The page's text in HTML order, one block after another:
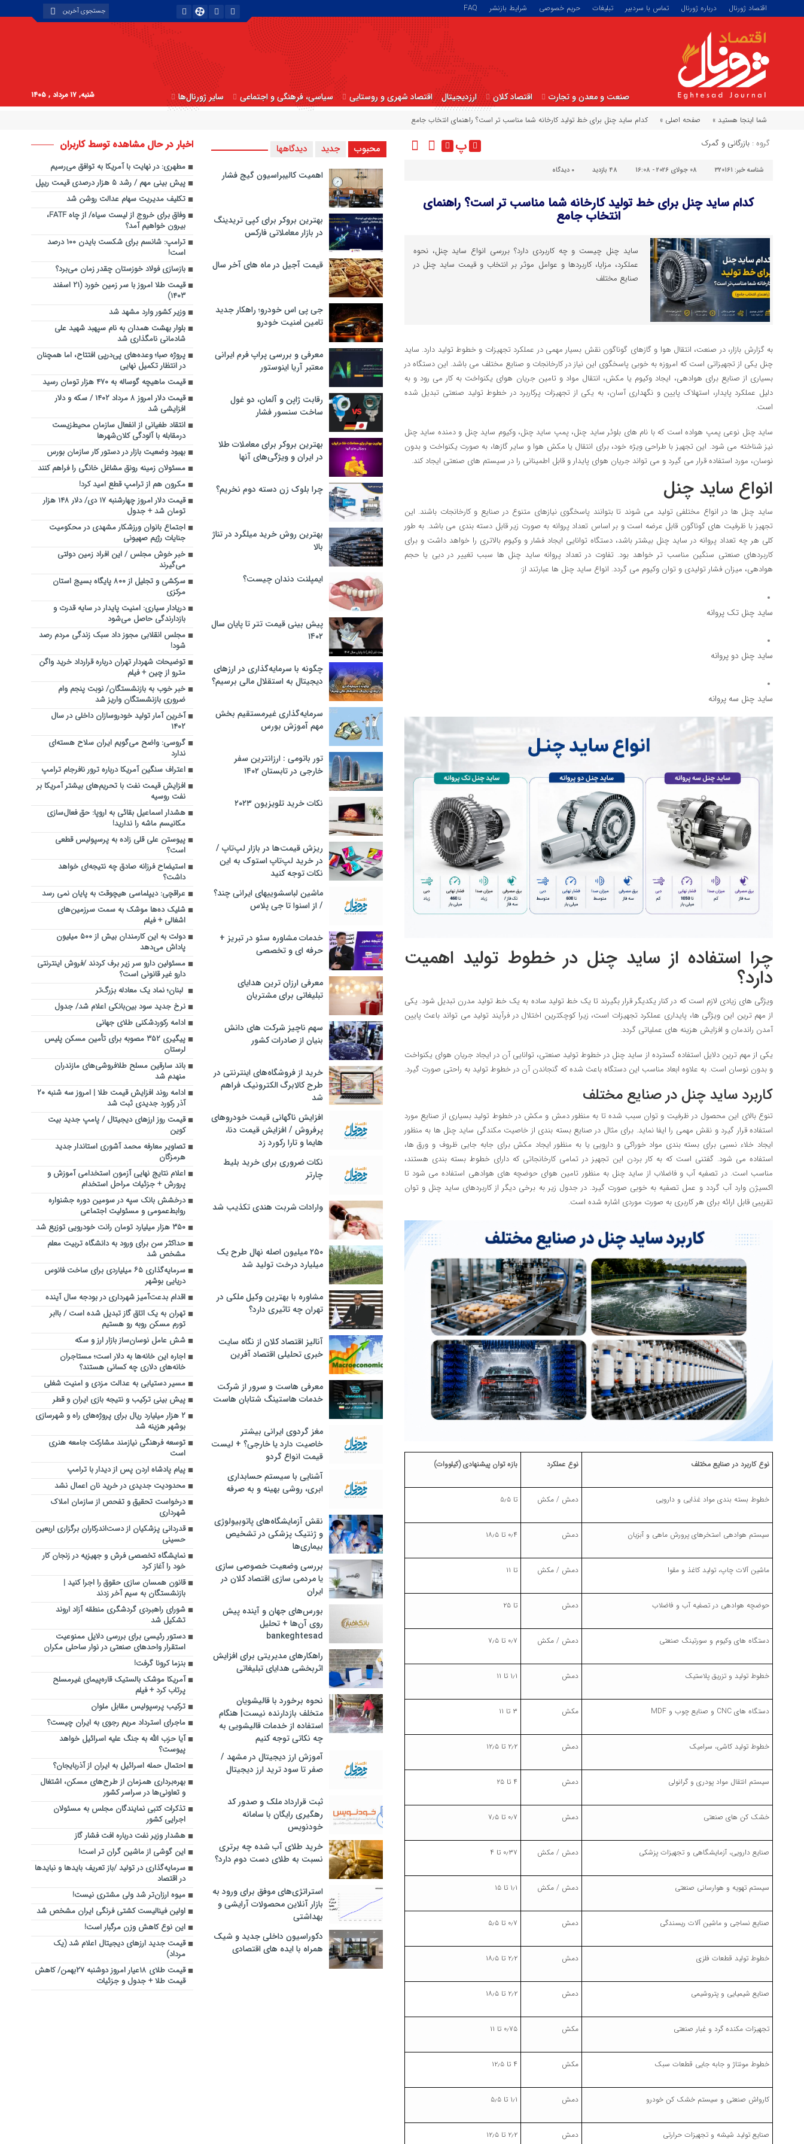
اقتصاد ژورنال درباره ژورنال تماس با سردبیر تبلیغات حریم خصوصی شرایط بازنشر FAQ
صنعت و معدن و تجارت اقتصاد کلان ارزدیجیتال اقتصاد شهری و روستایی سیاسی، فرهنگی و اجتماعی سایر ژورنال‌ها شنبه, ۱۷ مرداد , ۱۴۰۵
شما اینجا هستید » صفحه اصلی » کدام ساید چنل برای خط تولید کارخانه شما مناسب تر است؟ راهنمای انتخاب جامع
گروه : بازرگانی و گمرک پ
شناسه خبر: 320161 08 جولای 2026 - 16:08 48 بازدید ۰ دیدگاه
کدام ساید چنل برای خط تولید کارخانه شما مناسب تر است؟ راهنمای
انتخاب جامع
ساید چنل چیست و چه کاربردی دارد؟ بررسی انواع ساید چنل، نحوه
عملکرد، مزایا، کاربردها و عوامل موثر بر انتخاب و قیمت ساید چنل در
صنایع مختلف
به گزارش بازار، در صنعت، انتقال هوا و گازهای گوناگون نقش بسیار مهمی در عملکرد تجهیزات و خطوط تولید دارد. ساید
چنل یکی از تجهیزاتی است که امروزه به خوبی پاسخگوی این نیاز در کارخانجات و صنایع مختلف می باشد. این دستگاه در
بسیاری از صنایع برای هوادهی، ایجاد وکیوم یا مکش، انتقال مواد و تامین جریان هوای یکنواخت به کار می رود و به
دلیل عملکرد پایدار، استهلاک پایین و نگهداری آسان، به یکی از تجهیزات پرکاربرد در خطوط تولید صنعتی تبدیل شده
است.
ساید چنل نوعی پمپ هواده است که با نام های بلوئر ساید چنل، پمپ ساید چنل، وکیوم ساید چنل و دمنده ساید چنل
نیز شناخته می شود. این تجهیز با طراحی ویژه خود، برای انتقال یا مکش هوا و سایر گازها، به صورت یکنواخت و بدون
نوسان، مورد استفاده قرار می گیرد و می تواند جریان هوای پایدار و قابل اطمینانی را در سیستم های صنعتی ایجاد کند.
انواع ساید چنل
ساید چنل ها در انواع مختلفی تولید می شوند تا بتوانند پاسخگوی نیازهای متنوع در صنایع و کارخانجات باشند. این
تجهیز با ظرفیت های گوناگون قابل عرضه است و بر اساس تعداد پروانه به صورت زیر قابل دسته بندی می باشد. به طور
کلی هر چه تعداد پروانه در ساید چنل بیشتر باشد، دستگاه توانایی ایجاد فشار و وکیوم بالاتری را خواهد داشت و برای
کاربردهای صنعتی سنگین مناسب تر خواهد بود. تفاوت در تعداد پروانه ساید چنل ها سبب تغییر در دبی یا حجم
هوادهی، میزان فشار تولیدی و توان وکیوم می گردد. انواع ساید چنل ها عبارتند از:
ساید چنل تک پروانه
ساید چنل دو پروانه
ساید چنل سه پروانه
چرا استفاده از ساید چنل در خطوط تولید اهمیت
دارد؟
ویژگی های زیادی لازم است که در کنار یکدیگر قرار بگیرند تا یک خط تولید ساده به یک خط تولید مدرن تبدیل شود. یکی
از مهم ترین این ویژگی ها، پایداری عملکرد تجهیزات است، زیرا کوچکترین اختلال در فرآیند تولید می تواند باعث پایین
آمدن راندمان و افزایش هزینه های عملیاتی گردد.
یکی از مهم ترین دلایل استفاده گسترده از ساید چنل در خطوط تولید صنعتی، توانایی آن در ایجاد جریان هوای یکنواخت
و بدون نوسان است. به علاوه ابعاد مناسب این دستگاه باعث شده که گنجاندن آن در خطوط تولید به راحتی صورت گیرد.
کاربرد ساید چنل در صنایع مختلف
تنوع بالای این محصول در ظرفیت و توان سبب شده تا به منظور دمش و مکش در خطوط تولید بسیاری از صنایع مورد
استفاده قرار گیرد و نقش مهمی را ایفا نماید. برای مثال در صنایع بسته بندی از خاصیت مکندگی ساید چنل ها به منظور
ایجاد خلاء نسبی برای بسته بندی مواد خوراکی و دارویی یا به منظور ایجاد مکش برای جابه جایی ظروف و ورق ها،
استفاده می شود. گفتنی است که به کار بردن این تجهیز در تمامی کارخانجاتی که دارای خطوط بسته بندی هستند،
مناسب است. در تصفیه آب و فاضلاب از ساید چنل به منظور تامین هوای حوضچه های هوادهی استفاده می شود تا
اکسیژن وارد آب گردد و عمل تصفیه به خوبی صورت گیرد. در جدول زیر به برخی دیگر از کاربردهای ساید چنل و توان
تقریبی قابل ارائه برای هر کاربری به صورت موردی اشاره شده است.
نوع کاربرد در صنایع مختلف نوع عملکرد بازه توان پیشنهادی (کیلووات)
خطوط بسته بندی مواد غذایی و دارویی دمش / مکش تا ۵٫۵
سیستم هوادهی استخرهای پرورش ماهی و آبزیان دمش ۰٫۴ تا ۱۸٫۵
ماشین آلات چاپ، تولید کاغذ و مقوا دمش / مکش تا ۱۱
حوضچه هوادهی در تصفیه آب و فاضلاب دمش تا ۲۵
دستگاه های وکیوم و سورتینگ صنعتی دمش / مکش ۰٫۷ تا ۷٫۵
خطوط تولید و تزریق پلاستیک دمش ۱٫۱ تا ۱۱
دستگاه های CNC و صنایع چوب و MDF مکش ۳ تا ۱۱
خطوط تولید کاشی، سرامیک دمش ۲٫۲ تا ۱۲٫۵
سیستم انتقال مواد پودری و گرانولی دمش ۴ تا ۲۵
خشک کن های صنعتی دمش ۰٫۷ تا ۷٫۵
صنایع دارویی، آزمایشگاهی و تجهیزات پزشکی دمش / مکش ۰٫۳۷ تا ۴
سیستم تهویه و هوارسانی صنعتی دمش / مکش ۱٫۱ تا ۱۵
صنایع نساجی و ماشین آلات ریسندگی دمش ۰٫۷ تا ۵٫۵
خطوط تولید قطعات فلزی دمش ۲٫۲ تا ۱۸٫۵
صنایع شیمیایی و پتروشیمی دمش ۲٫۲ تا ۱۸٫۵
تجهیزات مکنده گرد و غبار صنعتی مکش ۰٫۷۵ تا ۱۱
خطوط مونتاژ و جابه جایی قطعات سبک مکش ۴ تا ۱۲٫۵
کارواش صنعتی و سیستم خشک کن خودرو دمش ۱٫۱ تا ۵٫۵
صنایع تولید شیشه و تجهیزات حرارتی دمش ۲٫۲ تا ۱۲٫۵
محبوب جدید دیدگاهها
اهمیت کالیبراسیون گیج فشار
بهترین بروکر برای کپی‌ تریدینگ
در بازار معاملاتی فارکس
قیمت آجیل در ماه های آخر سال
جی پی اس خودرو؛ راهکار جدید
تامین امنیت خودرو
معرفی و بررسی پراپ فرم ایرانی
معتبر آریا اینوستور
رقابت ژاپن و آلمان، دو غول
ساخت سنسور فشار
بهترین بروکر برای معاملات طلا
در ایران و ویژگی‌های آنها
چرا بلوک زن دسته دوم نخریم؟
بهترین روش خرید میلگرد در تناژ
بالا
ایمپلنت دندان چیست؟
پیش بینی قیمت تتر تا پایان سال
۱۴۰۲
چگونه با سرمایه‌گذاری در ارزهای
دیجیتال به استقلال مالی برسیم؟
سرمایه‌گذاری غیرمستقیم بخش
مهم آموزش بورس
تور باتومی : ارزانترین سفر
خارجی در تابستان ۱۴۰۲
نکات خرید تلویزیون ۲۰۲۳
ریزش قیمت‌ها در بازار لپ‌تاپ /
در خرید لپ‌تاپ استوک به این
نکات توجه کنید
ماشین لباسشویی‎های ایرانی چند؟
/ از اسنوا تا جی پلاس
خدمات مشاوره سئو در تبریز +
حرفه ای و تخصصی
معرفی ارزان ترین هدایای
تبلیغاتی برای مشتریان
سهم ناچیز شرکت های دانش
بنیان از صادرات کشور
خرید از فروشگاه‌های اینترنتی در
طرح کالابرگ الکترونیک فراهم
شد
افزایش ناگهانی قیمت خودروهای
پرفروش / افزایش قیمت دنا،
هایما و تارا رکورد زد
نکات ضروری برای خرید بلیط
چارتر
وارادات شربت هندی تکذیب شد
۲۵۰ میلیون اصله نهال طرح یک
میلیارد درخت تولید شد
مشاوره با بهترین وکیل ملکی در
تهران چه تاثیری دارد؟
آنالیز اقتصاد کلان از نگاه سایت
خبری تحلیلی اقتصاد آفرین
معرفی هاست و سرور از شرکت
خدمات هاستینگ شتابان هاست
مغز گردوی ایرانی بیشتر
خاصیت دارد یا خارجی؟ + لیست
قیمت انواع گردو
آشنایی با سیستم حسابداری
ابری، روشی بهینه و به صرفه
نقش آزمایشگاه‌های پاتوبیولوژی
و ژنتیک پزشکی در تشخیص
بیماری‌ها
بررسی وضعیت خصوصی سازی
یا مردمی سازی اقتصاد کلان در
ایران
بورس‌های جهان و آینده پیش
روی آن‌ها + تحلیل
bankeghtesad
راهکارهای مدیریتی برای افزایش
اثربخشی هدایای تبلیغاتی
نحوه برخورد با قالیشویان
متخلف بازدارنده نیست| هنگام
استفاده از خدمات قالیشویی به
چه نکاتی توجه کنیم
آموزش ارز دیجیتال در مشهد /
صفر تا سود ترید ارز دیجیتال
ثبت قرارداد ملک و صدور کد
رهگیری رایگان با سامانه
خودنویس
خرید طلای آب شده چه برتری
نسبت به طلای دست دوم دارد؟
استراتژی‌های موفق برای ورود به
بازار آنلاین محصولات آرایشی و
بهداشتی
دکوراسیون داخلی جدید و شیک
همراه با ایده های اقتصادی
اخبار در حال مشاهده توسط کاربران
مطهری: در نهایت با آمریکا به توافق می‌رسیم
پیش بینی مهم / رشد ۵ هزار درصدی قیمت ریپل
تکلیف مدیریت سهام عدالت روشن شد
وفاق برای خروج از لیست سیاه/ از چاه FATF،
بیرون خواهیم آمد؟
ترامپ: شانسم برای شکست بایدن ۱۰۰ درصد
است!
بازسازی فولاد خوزستان چقدر زمان می‌برد؟
قیمت طلا امروز با سر زمین خورد (۲۱ اسفند
۱۴۰۳)
وزیر کشور وارد مشهد شد
بلوار بهشت همدان به نام سپهبد شهید علی
شادمانی نامگذاری شد
پروژه صبا؛ وعده‌های پی‌در‌پی افتتاح، اما همچنان
در انتظار تکمیل نهایی
قیمت ماهیچه گوساله به ۴۷۰ هزار تومان رسید
قیمت دلار امروز ۸ مرداد ۱۴۰۲ / سکه و دلار
افزایشی شد
انتقاد طغیانی از انفعال سازمان محیط‌زیست
درمقابله با آلودگی کلان‌شهرها
بهبود وضعیت بازار در دستور کار سازمان بورس
مسئولان زمینه رونق مشاغل خانگی را فراهم کنند
مکرون هم از ترامپ قطع امید کرد!
قیمت دلار امروز چهارشنبه ۱۷ دی/ دلار ۱۴۸ هزار‌
تومان شد + جدول
اجتماع بانوان ورزشکار مشهدی در محکومیت
جنایات رژیم صهیونی
خبر خوش مجلس / این افراد زمین دولتی
می‌گیرند
سرکشی و تجلیل از ۸۰۰ پایگاه بسیج استان
مرکزی
دریادار سیاری: امنیت پایدار در سایه قدرت و
بازدارندگی حاصل می‌شود
مجلس انقلابی مجوز داد سبک زندگی مردم رصد
شود!
توضیحات شهردار تهران درباره قرارداد خرید واگن
مترو از چین + فیلم
خبر خوب به بازنشستگان/ نوبت پنجم وام
ضروری بازنشستگان واریز شد
آخرین آمار تولید خودروسازان داخلی در سال
۱۴۰۲
گروسی: واضح می‌گویم ایران سلاح هسته‌ای
ندارد
اعتراف سنگین آمریکا درباره ترور نافرجام ترامپ
افزایش قیمت نفت با تحریم‌های بیشتر آمریکا بر
نفت روسیه
هشدار اسماعیل بقائی به اروپا: حق فعال‌سازی
مکانیسم ماشه را ندارید!
پیوستن علی قلی زاده به پرسپولیس قطعی
است؟
استیضاح فرزانه صادق چه نتیجه‌ای خواهد
داشت؟
عراقچی: دیپلماسی هیچوقت به پایان نمی رسد
شلیک ده‌ها موشک به سمت سرزمین‌های
اشغالی + فیلم
دولت به این کارمندان بیش از ۵۰۰ میلیون
پاداش می‌دهد
مسئولین دارو سر زیر برف کردند /فروش اینترنتی
دارو غیر قانونی است؟
لبنان؛ نماد یک معادله بزرگ‌تر
نرخ جدید سود بین‌بانکی اعلام شد/ جدول
ادامه رکوردشکنی طلای جهانی
پیگیری ۳۵۲ مصوبه برای تأمین مسکن پلیس
لرستان‌
باند سارقین مسلح طلافروشی‌های مازندران
منهدم شد
ادامه روند افزایش قیمت طلا | امروز سه شنبه ۲۰
آذر رکورد جدیدی ثبت شد
قیمت روز ارزهای دیجیتال / پامپ جدید بیت
کوین
تصاویر معارفه محمد آشوری استاندار جدید
هرمزگان
اعلام نتایج نهایی آزمون استخدامی آموزش و
پرورش + جزئیات مراحل استخدام
درخشش بانک سپه در سومین دوره جشنواره
روابط‌عمومی و مسئولیت اجتماعی
۳۵۰ هزار میلیارد تومان رانت خودرویی توزیع شد
حداکثر سن برای ورود به دانشگاه تربیت معلم
مشخص شد
سرمایه‌گذاری ۶۵ میلیاردی برای ساخت فانوس
دریایی بوشهر‌
اقدام بدعت‌آمیز شهرداری در بودجه سال آینده
تهران به یک اتاق گاز تبدیل شده است / باابر
تورم مسکن روبه رو هستیم
شش عامل نوسان‌ساز بازار ارز و سکه
اجاره این خانه‌ها به دلار است؛ مستاجران
خانه‌های دلاری چه کسانی هستند؟
مسیر دستیابی به عدالت مزدی و امنیت شغلی
پیش بینی ترکیب و نتیجه بازی ایران و قطر
۲ هزار میلیارد ریال برای پروژه‌های راه و شهرسازی
بوشهر هزینه شد
توسعه فرهنگی نیازمند مشارکت جامعه هنری
است
پیام پادشاه اردن پس از دیدار با ترامپ
محدودیت‌ جدیدی در خرید نان اعمال نشد
درخواست تحقیق و تفحص از سازمان املاک
شهرداری
قدردانی پزشکیان از دست‌اندرکاران برگزاری اربعین
حسینی
نمایشگاه تخصصی فرش و جهیزیه در زنجان کار
خود را آغاز کرد
قانون همسان سازی حقوق را اجرا کنید |
بازنشستگان به سیم آخر زدند
شورای راهبردی گردشگری منطقه آزاد اروند
تشکیل شد
دستور رئیسی برای بررسی دلایل ممنوعیت
استقرار واحدهای صنعتی در نوار ساحلی مکران
بنزما کرونا گرفت!
آمریکا موشک بالستیک قاره‌پیمای غیرمسلح
پرتاب کرد + فیلم
ترکیب پرسپولیس مقابل ملوان
ماجرای استرداد مریم رجوی به ایران چیست؟
آیا حزب الله به جنگ علیه اسرائیل خواهد
پیوست؟
احتمال حمله اسرائیل به ایران از آذربایجان؟
بهره‌برداری همزمان از طرح‌های مسکن، اشتغال
و تعاونی‌ها در سراسر کشور
تذکرات کتبی نمایندگان مجلس به مسئولان
اجرایی کشور
هشدار وزیر نفت درباره افت فشار گاز
این گوشی از ماشین گران تر است!
سرمایه‌گذاری در تولید /باز تعریف بایدها و نبایدها
در اقتصاد
میوه ارزان‌تر شد ولی مشتری نیست!
اولین فینالیست کشتی فرنگی ایران مشخص شد
این نوع کاهش وزن مرگبار است!
قیمت جدید ارزهای دیجیتال اعلام شد (یک
مرداد)
قیمت طلای ۱۸عیار امروز دوشنبه ۲۷بهمن/ کاهش
قیمت طلا + جدول و جزئیات